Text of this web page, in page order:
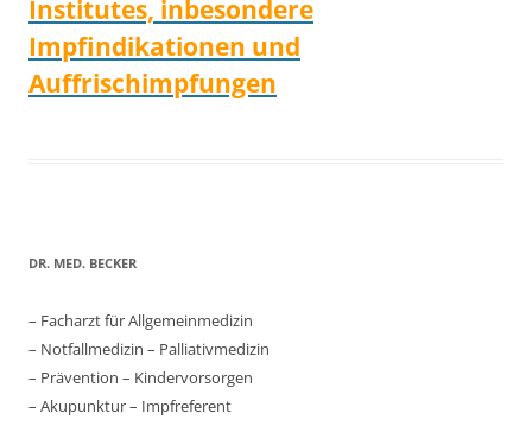
Institutes, inbesondere
Impfindikationen und
Auffrischimpfungen
DR. MED. BECKER
– Facharzt für Allgemeinmedizin
– Notfallmedizin – Palliativmedizin
– Prävention – Kindervorsorgen
– Akupunktur – Impfreferent